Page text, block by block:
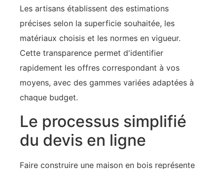
Les artisans établissent des estimations
précises selon la superficie souhaitée, les
matériaux choisis et les normes en vigueur.
Cette transparence permet d'identifier
rapidement les offres correspondant à vos
moyens, avec des gammes variées adaptées à
chaque budget.
Le processus simplifié
du devis en ligne
Faire construire une maison en bois représente